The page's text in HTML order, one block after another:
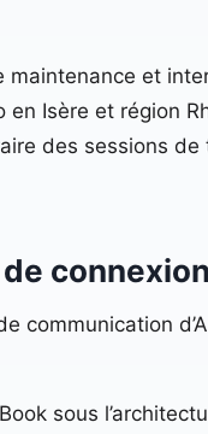
maintenance et
Isère et région
des sessions
connexion
communication
sous